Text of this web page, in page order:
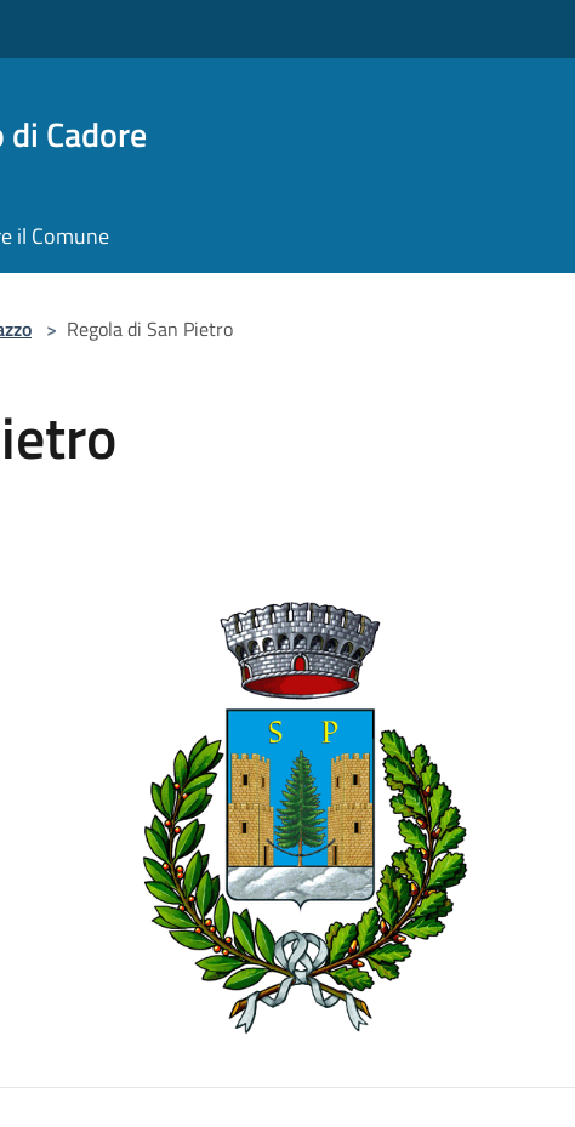
Cadore
il Comune
> Regola di San Pietro